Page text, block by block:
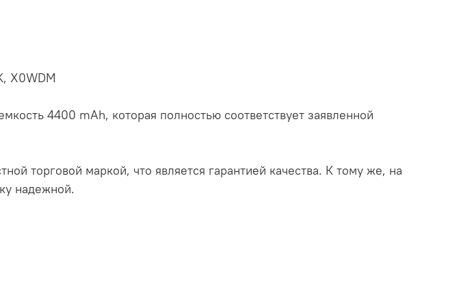
X0WDM
4400 mAh, которая полностью соответствует заявленной
торговой маркой, что является гарантией качества. К тому же, на
надежной.